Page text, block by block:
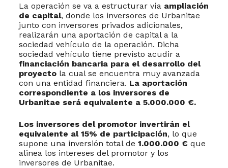
La operación se va a estructurar vía ampliación
de capital, donde los inversores de Urbanitae
junto con inversores privados adicionales,
realizarán una aportación de capital a la
sociedad vehículo de la operación. Dicha
sociedad vehículo tiene previsto acudir a
financiación bancaria para el desarrollo del
proyectola cual se encuentra muy avanzada
con una entidad financiera. La aportación
correspondiente a los inversores de
Urbanitae será equivalente a 5.000.000 €.
Los inversores del promotor invertirán el
equivalente al 15% de participación, lo que
supone una inversión total de 1.000.000 € que
alinea los intereses del promotor y los
inversores de Urbanitae.